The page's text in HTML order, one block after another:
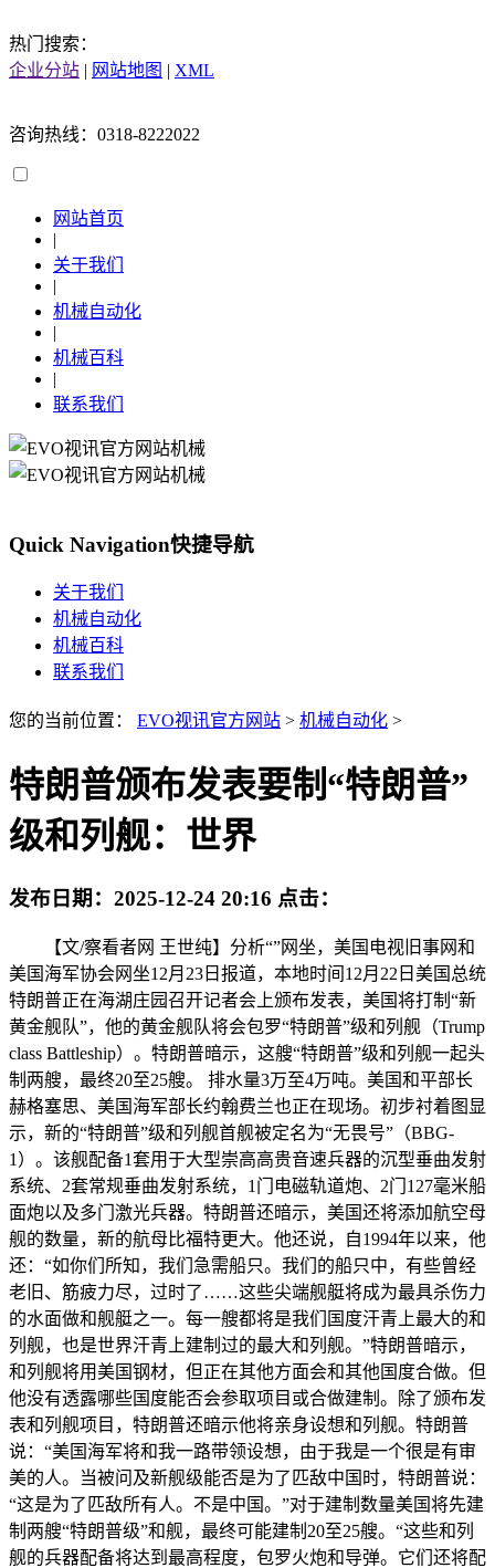
热门搜索：
企业分站 | 网站地图 | XML
咨询热线：0318-8222022
网站首页
|
关于我们
|
机械自动化
|
机械百科
|
联系我们
Quick Navigation快捷导航
关于我们
机械自动化
机械百科
联系我们
您的当前位置： EVO视讯官方网站 > 机械自动化 >
特朗普颁布发表要制“特朗普”
级和列舰：世界
发布日期： 2025-12-24 20:16 点击：
【文/察看者网 王世纯】分析“”网坐，美国电视旧事网和
美国海军协会网坐12月23日报道，本地时间12月22日美国总统
特朗普正在海湖庄园召开记者会上颁布发表，美国将打制“新
黄金舰队”，他的黄金舰队将会包罗“特朗普”级和列舰（Trump
class Battleship）。特朗普暗示，这艘“特朗普”级和列舰一起头
制两艘，最终20至25艘。 排水量3万至4万吨。美国和平部长
赫格塞思、美国海军部长约翰费兰也正在现场。初步衬着图显
示，新的“特朗普”级和列舰首舰被定名为“无畏号”（BBG-
1）。该舰配备1套用于大型崇高高贵音速兵器的沉型垂曲发射
系统、2套常规垂曲发射系统，1门电磁轨道炮、2门127毫米船
面炮以及多门激光兵器。特朗普还暗示，美国还将添加航空母
舰的数量，新的航母比福特更大。他还说，自1994年以来，他
还：“如你们所知，我们急需船只。我们的船只中，有些曾经
老旧、筋疲力尽，过时了……这些尖端舰艇将成为最具杀伤力
的水面做和舰艇之一。每一艘都将是我们国度汗青上最大的和
列舰，也是世界汗青上建制过的最大和列舰。”特朗普暗示，
和列舰将用美国钢材，但正在其他方面会和其他国度合做。但
他没有透露哪些国度能否会参取项目或合做建制。除了颁布发
表和列舰项目，特朗普还暗示他将亲身设想和列舰。特朗普
说：“美国海军将和我一路带领设想，由于我是一个很是有审
美的人。当被问及新舰级能否是为了匹敌中国时，特朗普说：
“这是为了匹敌所有人。不是中国。”对于建制数量美国将先建
制两艘“特朗普级”和舰，最终可能建制20至25艘。“这些和列
舰的兵器配备将达到最高程度，包罗火炮和导弹。它们还将配